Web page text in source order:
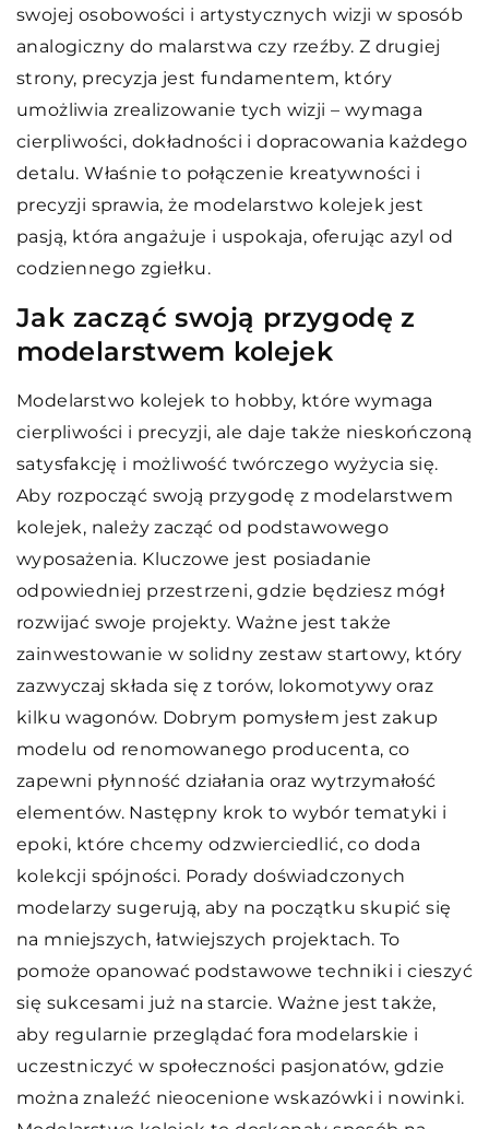
swojej osobowości i artystycznych wizji w sposób
analogiczny do malarstwa czy rzeźby. Z drugiej
strony, precyzja jest fundamentem, który
umożliwia zrealizowanie tych wizji – wymaga
cierpliwości, dokładności i dopracowania każdego
detalu. Właśnie to połączenie kreatywności i
precyzji sprawia, że modelarstwo kolejek jest
pasją, która angażuje i uspokaja, oferując azyl od
codziennego zgiełku.
Jak zacząć swoją przygodę z
modelarstwem kolejek
Modelarstwo kolejek to hobby, które wymaga
cierpliwości i precyzji, ale daje także nieskończoną
satysfakcję i możliwość twórczego wyżycia się.
Aby rozpocząć swoją przygodę z modelarstwem
kolejek, należy zacząć od podstawowego
wyposażenia. Kluczowe jest posiadanie
odpowiedniej przestrzeni, gdzie będziesz mógł
rozwijać swoje projekty. Ważne jest także
zainwestowanie w solidny zestaw startowy, który
zazwyczaj składa się z torów, lokomotywy oraz
kilku wagonów. Dobrym pomysłem jest zakup
modelu od renomowanego producenta, co
zapewni płynność działania oraz wytrzymałość
elementów. Następny krok to wybór tematyki i
epoki, które chcemy odzwierciedlić, co doda
kolekcji spójności. Porady doświadczonych
modelarzy sugerują, aby na początku skupić się
na mniejszych, łatwiejszych projektach. To
pomoże opanować podstawowe techniki i cieszyć
się sukcesami już na starcie. Ważne jest także,
aby regularnie przeglądać fora modelarskie i
uczestniczyć w społeczności pasjonatów, gdzie
można znaleźć nieocenione wskazówki i nowinki.